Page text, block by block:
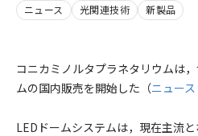
ニュース 光関連技術 新製品
コニカミノルタプラネタリウムは
ムの国内販売を開始した（ニュー
LEDドームシステムは，現在主流